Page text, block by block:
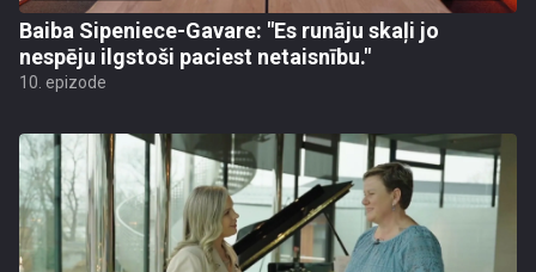
Baiba Sipeniece-Gavare: "Es runāju skaļi jo
nespēju ilgstoši paciest netaisnību."
10. epizode